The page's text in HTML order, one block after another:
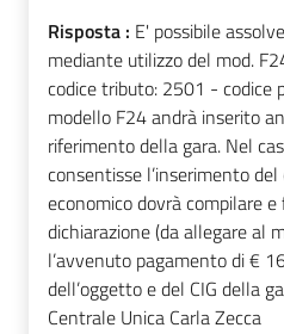
Risposta : E' possibile
mediante utilizzo del mod.
codice tributo: 2501 - codice
modello F24 andrà inserito
riferimento della gara. Nel
consentisse l’inserimento del
economico dovrà compilare
dichiarazione (da allegare al
l’avvenuto pagamento di €
dell’oggetto e del CIG della
Centrale Unica Carla Zecca